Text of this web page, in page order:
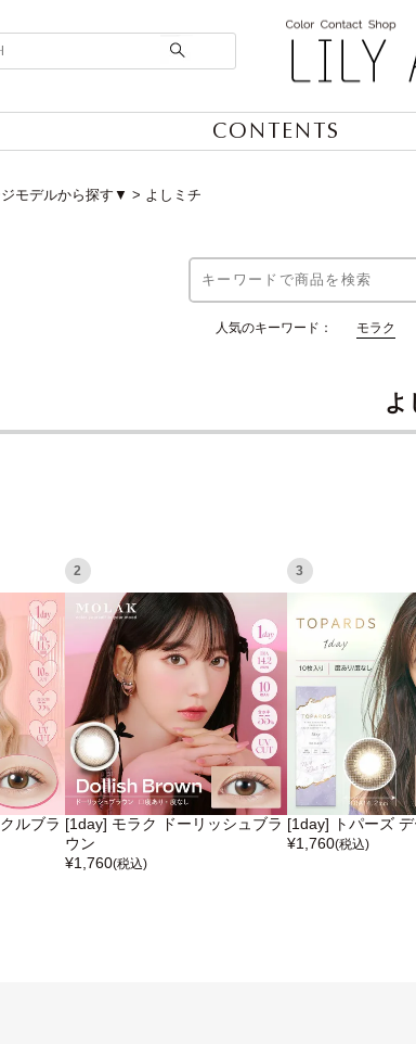
CONTENTS
モデルから探す▼ よしミチ
人気のキーワード： モラク
よ
ルブラ
2
[1day] モラク ドーリッシュブラ
ウン
¥1,760(税込)
3
[1day] トパーズ
¥1,760(税込)